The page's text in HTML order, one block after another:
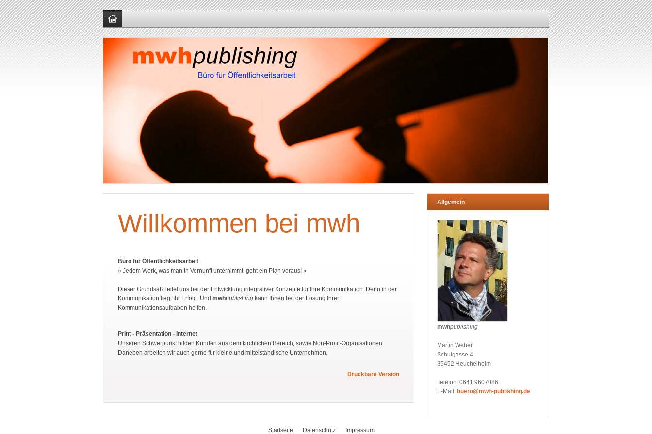
Willkommen bei mwh
Büro für Öffentlichkeitsarbeit
» Jedem Werk, was man in Vernunft unternimmt, geht ein Plan voraus! «
Dieser Grundsatz leitet uns bei der Entwicklung integrativer Konzepte für Ihre Kommunikation. Denn in der
Kommunikation liegt Ihr Erfolg. Und mwhpublishing kann Ihnen bei der Lösung Ihrer
Kommunikationsaufgaben helfen.
Print - Präsentation - Internet
Unseren Schwerpunkt bilden Kunden aus dem kirchlichen Bereich, sowie Non-Profit-Organisationen.
Daneben arbeiten wir auch gerne für kleine und mittelständische Unternehmen.
Druckbare Version
Allgemein
mwhpublishing
Martin Weber
Schulgasse 4
35452 Heuchelheim
Telefon: 0641 9607086
E-Mail: buero@mwh-publishing.de
Startseite Datenschutz Impressum